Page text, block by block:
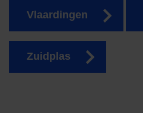
Vlaardingen
Zuidplas